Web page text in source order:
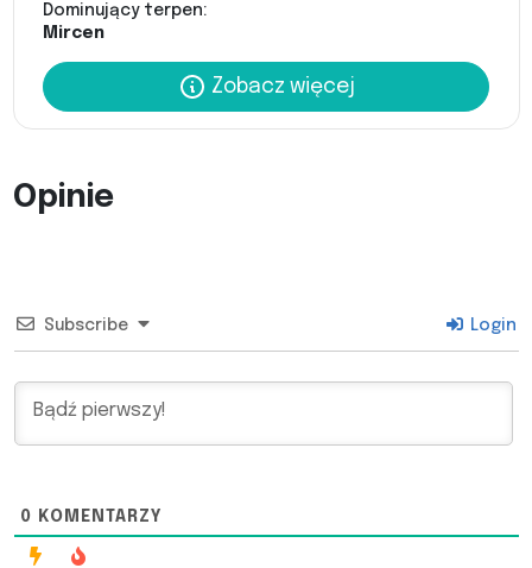
Dominujący terpen:
Mircen
Zobacz więcej
Opinie
Subscribe Login
0 KOMENTARZY